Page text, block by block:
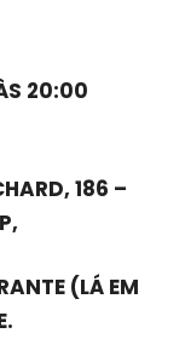
20:00
186 –
(LÁ EM